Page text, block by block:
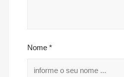
Nome *